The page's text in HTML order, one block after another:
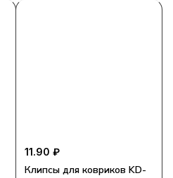
11.90 ₽
Клипсы для ковриков KD-